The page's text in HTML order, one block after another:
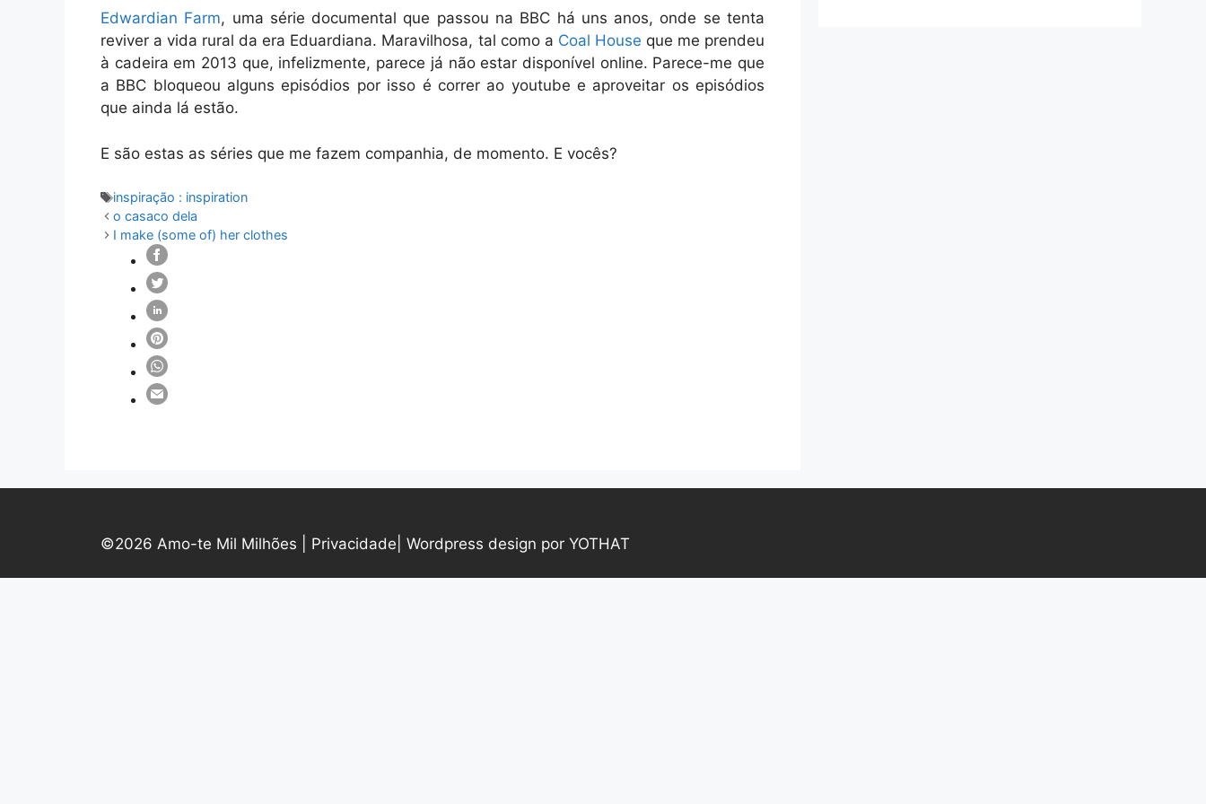
Edwardian Farm, uma série documental que passou na BBC há uns anos, onde se tenta
reviver a vida rural da era Eduardiana. Maravilhosa, tal como a Coal House que me prendeu
à cadeira em 2013 que, infelizmente, parece já não estar disponível online. Parece-me que
a BBC bloqueou alguns episódios por isso é correr ao youtube e aproveitar os episódios
que ainda lá estão.
E são estas as séries que me fazem companhia, de momento. E vocês?
Etiquetas
inspiração : inspiration
o casaco dela
I make (some of) her clothes
©2026 Amo-te Mil Milhões | Privacidade Wordpress design por YOTHAT